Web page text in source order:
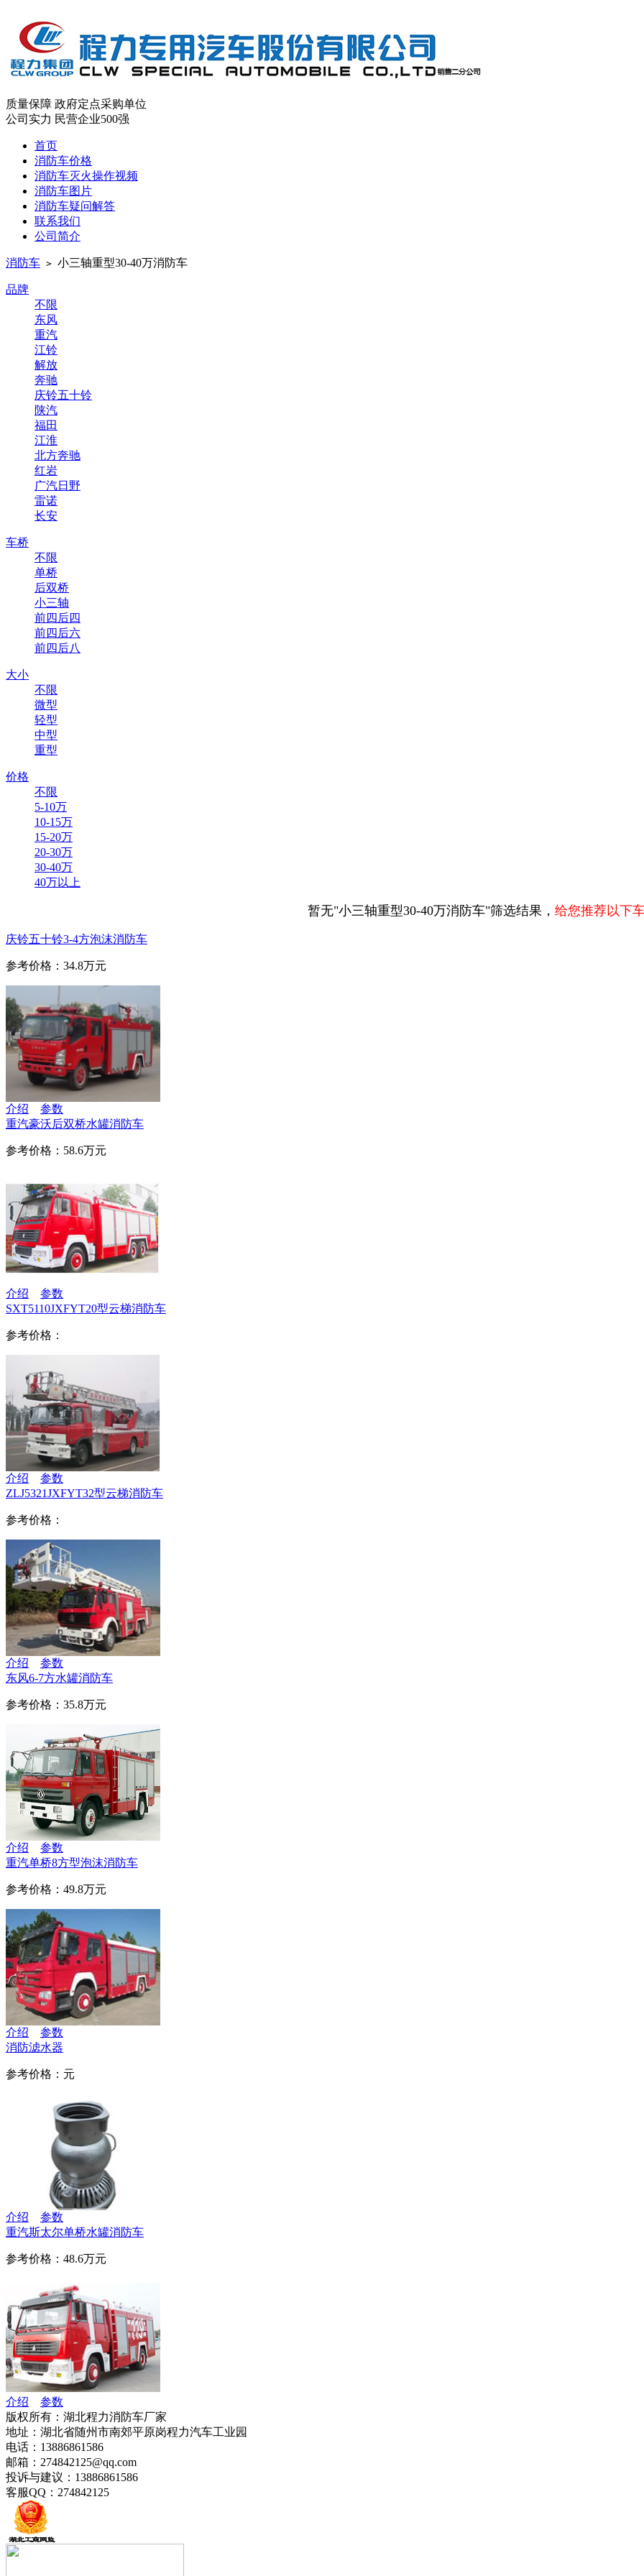
质量保障 政府定点采购单位
公司实力 民营企业500强
首页
消防车价格
消防车灭火操作视频
消防车图片
消防车疑问解答
联系我们
公司简介
消防车 > 小三轴重型30-40万消防车
品牌
不限
东风
重汽
江铃
解放
奔驰
庆铃五十铃
陕汽
福田
江淮
北方奔驰
红岩
广汽日野
雷诺
长安
车桥
不限
单桥
后双桥
小三轴
前四后四
前四后六
前四后八
大小
不限
微型
轻型
中型
重型
价格
不限
5-10万
10-15万
15-20万
20-30万
30-40万
40万以上
暂无"小三轴重型30-40万消防车"筛选结果， 给您推荐以下
庆铃五十铃3-4方泡沫消防车
参考价格：34.8万元
介绍
参数
重汽豪沃后双桥水罐消防车
参考价格：58.6万元
介绍
参数
SXT5110JXFYT20型云梯消防车
参考价格：
介绍
参数
ZLJ5321JXFYT32型云梯消防车
参考价格：
介绍
参数
东风6-7方水罐消防车
参考价格：35.8万元
介绍
参数
重汽单桥8方型泡沫消防车
参考价格：49.8万元
介绍
参数
消防滤水器
参考价格：元
介绍
参数
重汽斯太尔单桥水罐消防车
参考价格：48.6万元
介绍
参数
版权所有：湖北程力消防车厂家
地址：湖北省随州市南郊平原岗程力汽车工业园
电话：13886861586
邮箱：274842125@qq.com
投诉与建议：13886861586
客服QQ：274842125